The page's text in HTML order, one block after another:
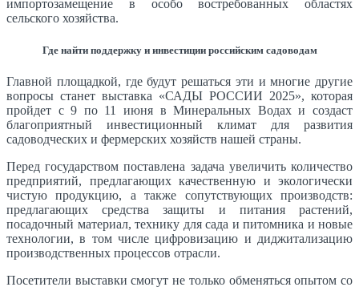
импортозамещение в особо востребованных областях
сельского хозяйства.
Где найти поддержку и инвестиции российским садоводам
Главной площадкой, где будут решаться эти и многие другие
вопросы станет выставка «САДЫ РОССИИ 2025», которая
пройдет с 9 по 11 июня в Минеральных Водах и создаст
благоприятный инвестиционный климат для развития
садоводческих и фермерских хозяйств нашей страны.
Перед государством поставлена задача увеличить количество
предприятий, предлагающих качественную и экологически
чистую продукцию, а также сопутствующих производств:
предлагающих средства защиты и питания растений,
посадочный материал, технику для сада и питомника и новые
технологии, в том числе цифровизацию и диджитализацию
производственных процессов отрасли.
Посетители выставки смогут не только обменяться опытом со